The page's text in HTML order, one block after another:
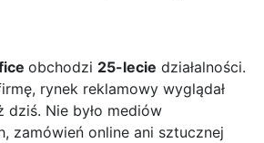
obchodzi 25-lecie działalności.
rynek reklamowy wyglądał
dziś. Nie było mediów
zamówień online ani sztucznej